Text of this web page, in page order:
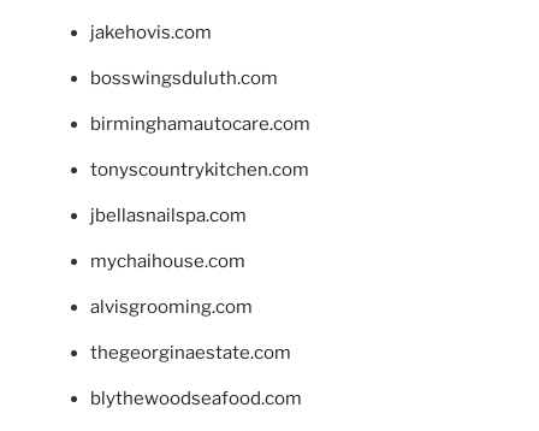
jakehovis.com
bosswingsduluth.com
birminghamautocare.com
tonyscountrykitchen.com
jbellasnailspa.com
mychaihouse.com
alvisgrooming.com
thegeorginaestate.com
blythewoodseafood.com